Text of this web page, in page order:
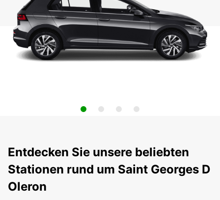
Entdecken Sie unsere beliebten
Stationen rund um Saint Georges D
Oleron